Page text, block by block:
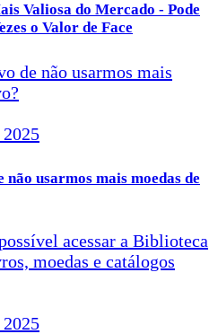
Valiosa do Mercado - Pode
o Valor de Face
não usarmos mais moedas de